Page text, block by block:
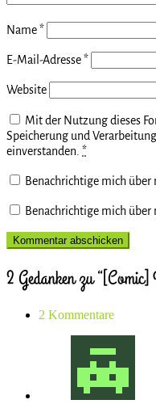
Name*
E-Mail-Adresse*
Website
Mit der Nutzung dieses
Speicherung und
einverstanden. *
Benachrichtige mich über
Benachrichtige mich über
2 Gedanken zu
2 Kommentare